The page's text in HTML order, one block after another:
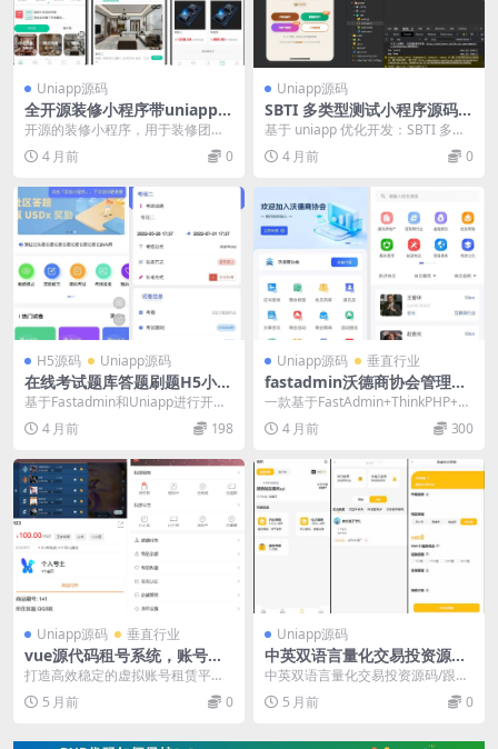
Uniapp源码
全开源装修小程序带uniapp源
码fastadmin，php
开源的装修小程序，用于装修团队
推广引流，自定义用户端小程序DI
Y，包含商城成管理...
4 月前 0
Uniapp源码
SBTI 多类型测试小程序源码
基于 uniapp 优化开发
基于 uniapp 优化开发：SBTI 多类
型测试小程序源码 MBTI已经过时
了...4 月前 0
H5源码 Uniapp源码
在线考试题库答题刷题H5小程
序 职业企业培训教育网校驾考
学习系统源码
基于Fastadmin和Uniapp进行开发
的企业培训考试系统，包含章节练
习、历...
4 月前 198
Uniapp源码 垂直行业
fastadmin沃德商协会管理系
统源码 FastAdmin+ThinkPH
P+Uniapp
一款基于FastAdmin+ThinkPHP+U
niapp开发的商协会系统，新一...
4 月前 300
Uniapp源码 垂直行业
vue源代码租号系统，账号出
租系统,账号出租平台源码
打造高效稳定的虚拟账号租赁平
台，Vuee源代码租号系统提供完整
游戏账号出租解决方...
5 月前 0
Uniapp源码
中英双语言量化交易投资源码/
跟单搬砖区块链交易所源码/前
端uniapp纯源码+后端
中英双语言量化交易投资源码/跟单
搬砖区块链交易所源码/前端uniapp
纯源码+后...
5 月前 0